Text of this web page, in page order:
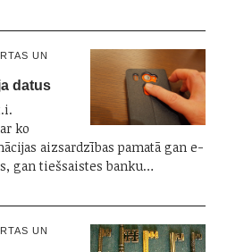
UN
datus
ko
aizsardzības pamatā gan e-
gan tiešsaistes banku…
UN